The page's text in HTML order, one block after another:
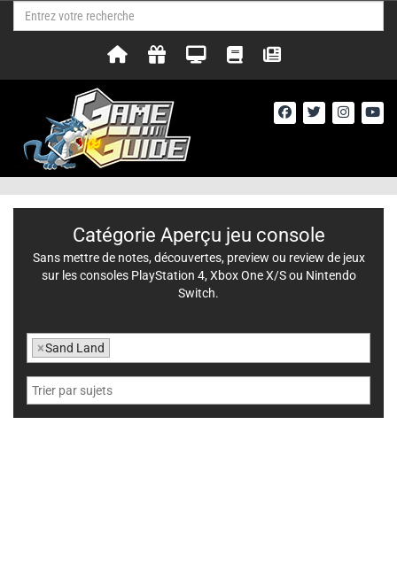
Catégorie Aperçu jeu console
Sans mettre de notes, découvertes, preview ou review de jeux
sur les consoles PlayStation 4, Xbox One X/S ou Nintendo
Switch.
×Sand Land